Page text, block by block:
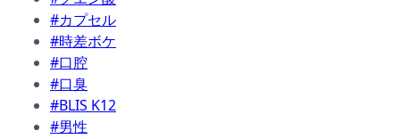
#カプセル
#時差ボケ
#口腔
#口臭
#BLIS K12
#男性